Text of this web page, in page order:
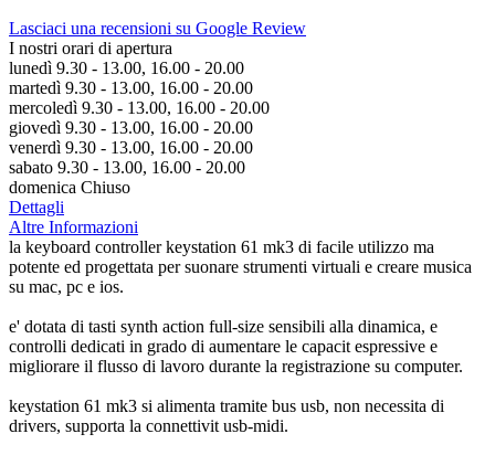
Lasciaci una recensioni su Google Review
I nostri orari di apertura
lunedì 9.30 - 13.00, 16.00 - 20.00
martedì 9.30 - 13.00, 16.00 - 20.00
mercoledì 9.30 - 13.00, 16.00 - 20.00
giovedì 9.30 - 13.00, 16.00 - 20.00
venerdì 9.30 - 13.00, 16.00 - 20.00
sabato 9.30 - 13.00, 16.00 - 20.00
domenica Chiuso
Dettagli
Altre Informazioni
la keyboard controller keystation 61 mk3 di facile utilizzo ma
potente ed progettata per suonare strumenti virtuali e creare musica
su mac, pc e ios.
e' dotata di tasti synth action full-size sensibili alla dinamica, e
controlli dedicati in grado di aumentare le capacit espressive e
migliorare il flusso di lavoro durante la registrazione su computer.
keystation 61 mk3 si alimenta tramite bus usb, non necessita di
drivers, supporta la connettivit usb-midi.